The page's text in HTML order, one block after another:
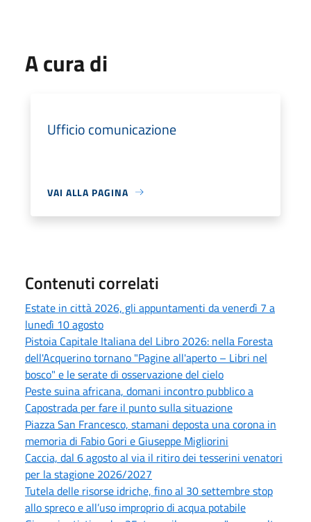
A cura di
Ufficio comunicazione
VAI ALLA PAGINA
Contenuti correlati
Estate in città 2026, gli appuntamenti da venerdì 7 a
lunedì 10 agosto
Pistoia Capitale Italiana del Libro 2026: nella Foresta
dell'Acquerino tornano "Pagine all'aperto – Libri nel
bosco" e le serate di osservazione del cielo
Peste suina africana, domani incontro pubblico a
Capostrada per fare il punto sulla situazione
Piazza San Francesco, stamani deposta una corona in
memoria di Fabio Gori e Giuseppe Migliorini
Caccia, dal 6 agosto al via il ritiro dei tesserini venatori
per la stagione 2026/2027
Tutela delle risorse idriche, fino al 30 settembre stop
allo spreco e all’uso improprio di acqua potabile